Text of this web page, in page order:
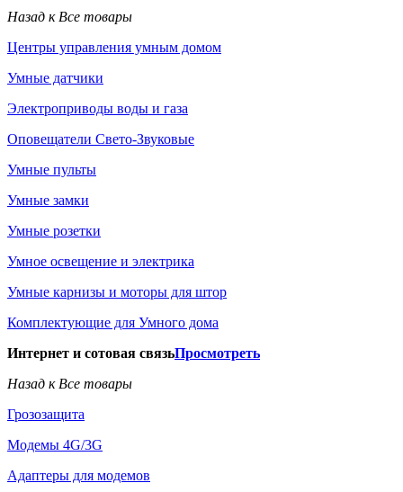
Назад к Все товары
Центры управления умным домом
Умные датчики
Электроприводы воды и газа
Оповещатели Свето-Звуковые
Умные пульты
Умные замки
Умные розетки
Умное освещение и электрика
Умные карнизы и моторы для штор
Комплектующие для Умного дома
Интернет и сотовая связьПросмотреть
Назад к Все товары
Грозозащита
Модемы 4G/3G
Адаптеры для модемов